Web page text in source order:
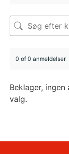
0 of 0 anmeldelser
Beklager,
valg.